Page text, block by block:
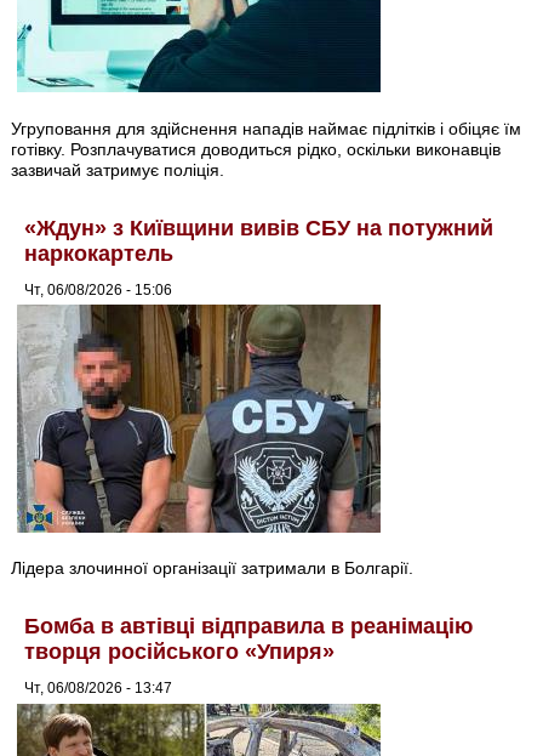
Угруповання для здійснення нападів наймає підлітків і обіцяє їм
готівку. Розплачуватися доводиться рідко, оскільки виконавців
зазвичай затримує поліція.
«Ждун» з Київщини вивів СБУ на потужний
наркокартель
Чт, 06/08/2026 - 15:06
Лідера злочинної організації затримали в Болгарії.
Бомба в автівці відправила в реанімацію
творця російського «Упиря»
Чт, 06/08/2026 - 13:47